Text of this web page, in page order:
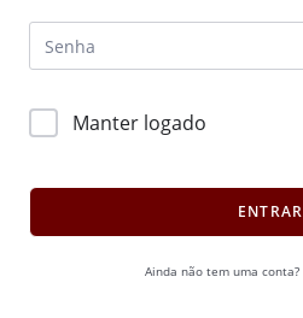
Manter logado
ENTRAR
Ainda não tem uma conta?